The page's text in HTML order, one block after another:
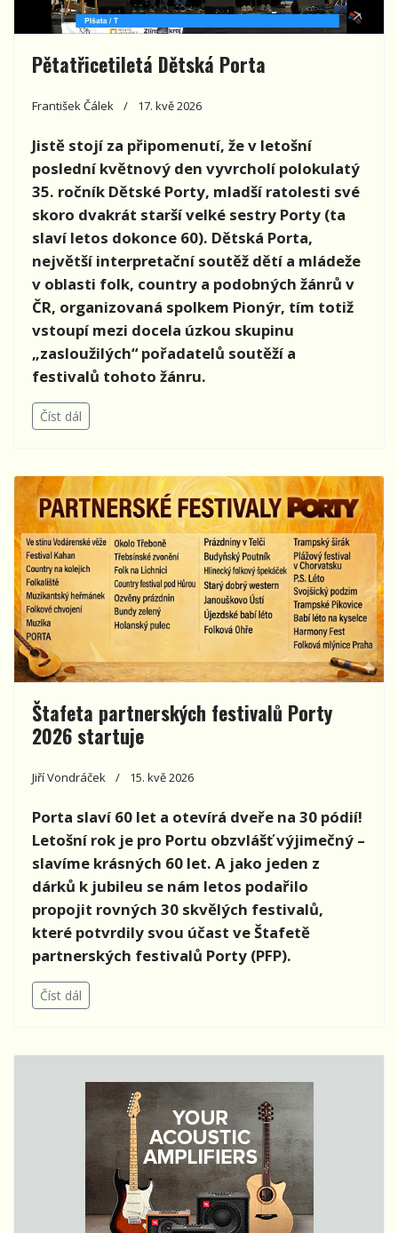
Pětatřicetiletá Dětská Porta
František Čálek 17. kvě 2026
Jistě stojí za připomenutí, že v letošní
poslední květnový den vyvrcholí polokulatý
35. ročník Dětské Porty, mladší ratolesti své
skoro dvakrát starší velké sestry Porty (ta
slaví letos dokonce 60). Dětská Porta,
největší interpretační soutěž dětí a mládeže
v oblasti folk, country a podobných žánrů v
ČR, organizovaná spolkem Pionýr, tím totiž
vstoupí mezi docela úzkou skupinu
„zasloužilých“ pořadatelů soutěží a
festivalů tohoto žánru.
Číst dál
Štafeta partnerských festivalů Porty
2026 startuje
Jiří Vondráček 15. kvě 2026
Porta slaví 60 let a otevírá dveře na 30 pódií!
Letošní rok je pro Portu obzvlášť výjimečný –
slavíme krásných 60 let. A jako jeden z
dárků k jubileu se nám letos podařilo
propojit rovných 30 skvělých festivalů,
které potvrdily svou účast ve Štafetě
partnerských festivalů Porty (PFP).
Číst dál